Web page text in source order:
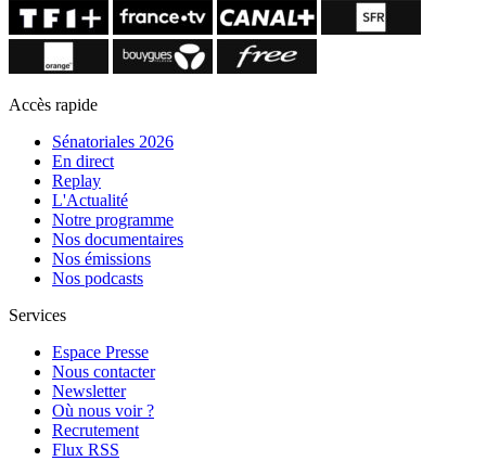
Accès rapide
Sénatoriales 2026
En direct
Replay
L'Actualité
Notre programme
Nos documentaires
Nos émissions
Nos podcasts
Services
Espace Presse
Nous contacter
Newsletter
Où nous voir ?
Recrutement
Flux RSS